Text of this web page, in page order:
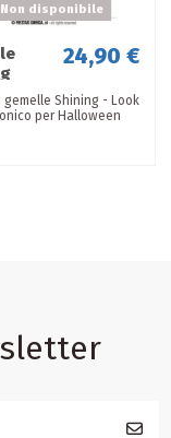
Non disponibile
24,90 €
gemelle Shining - Look
per Halloween